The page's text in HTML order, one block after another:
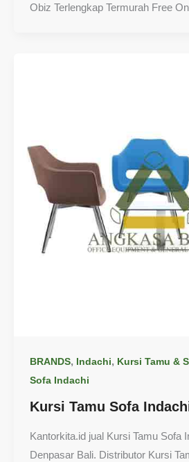
Obiz Terlengkap Termurah Free
BRANDS, Indachi, Kursi Tamu &
Sofa Indachi
Kursi Tamu Sofa
Kantorkita.id jual Kursi Tamu Sofa
Denpasar Bali. Distributor Kursi